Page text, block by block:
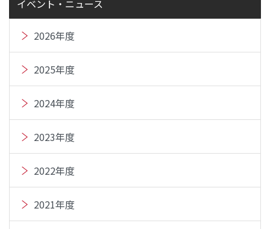
イベント・ニュース
2026年度
2025年度
2024年度
2023年度
2022年度
2021年度